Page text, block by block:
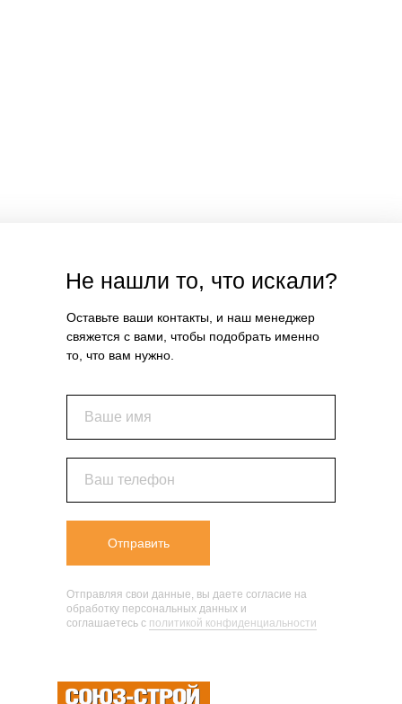
Ваше имя
Ваш телефон
Отправить
Не нашли то, что искали?
Оставьте ваши контакты, и наш менеджер
свяжется с вами, чтобы подобрать именно
то, что вам нужно.
Отправляя свои данные, вы даете согласие на
обработку персональных данных и
соглашаетесь c политикой конфиденциальности